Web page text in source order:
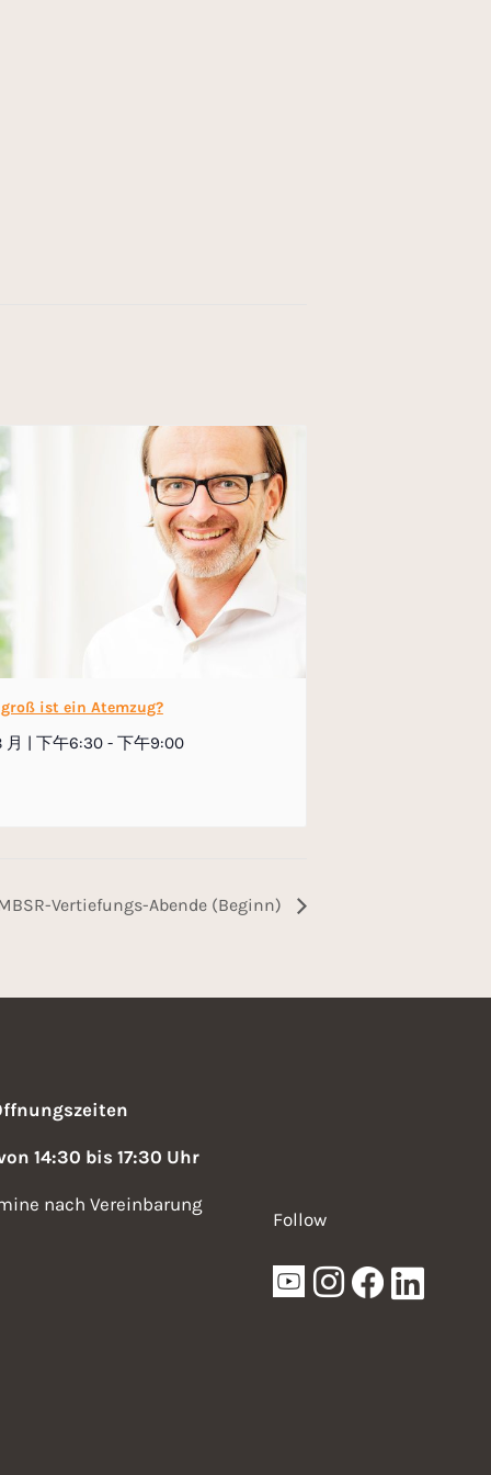
ist ein Atemzug?
月 | 下午6:30 - 下午9:00
Vertiefungs-Abende (Beginn)
14:30 bis 17:30 Uhr
nach Vereinbarung
Follow